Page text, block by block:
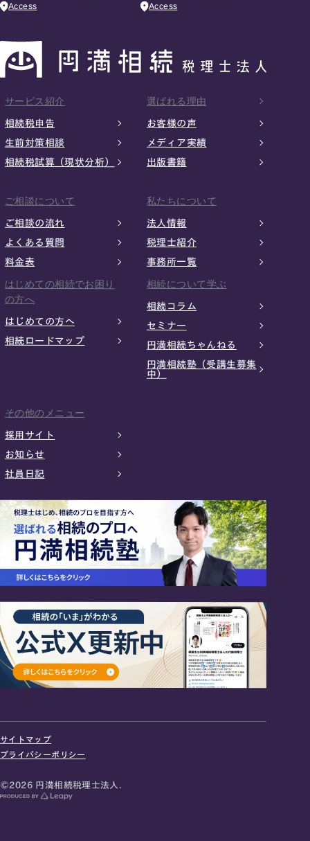
Access Access
サービス紹介
相続税申告
生前対策相談
相続税試算（現状分析）
選ばれる理由
お客様の声
メディア実績
出版書籍
ご相談について
ご相談の流れ
よくある質問
料金表
私たちについて
法人情報
税理士紹介
事務所一覧
はじめての相続でお困り
の方へ
はじめての方へ
相続ロードマップ
相続について学ぶ
相続コラム
セミナー
円満相続ちゃんねる
円満相続塾（受講生募集
中）
その他のメニュー
採用サイト
お知らせ
社員日記
サイトマップ
プライバシーポリシー
©2026 円満相続税理士法人.